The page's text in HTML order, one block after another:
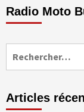
Radio Moto
Articles